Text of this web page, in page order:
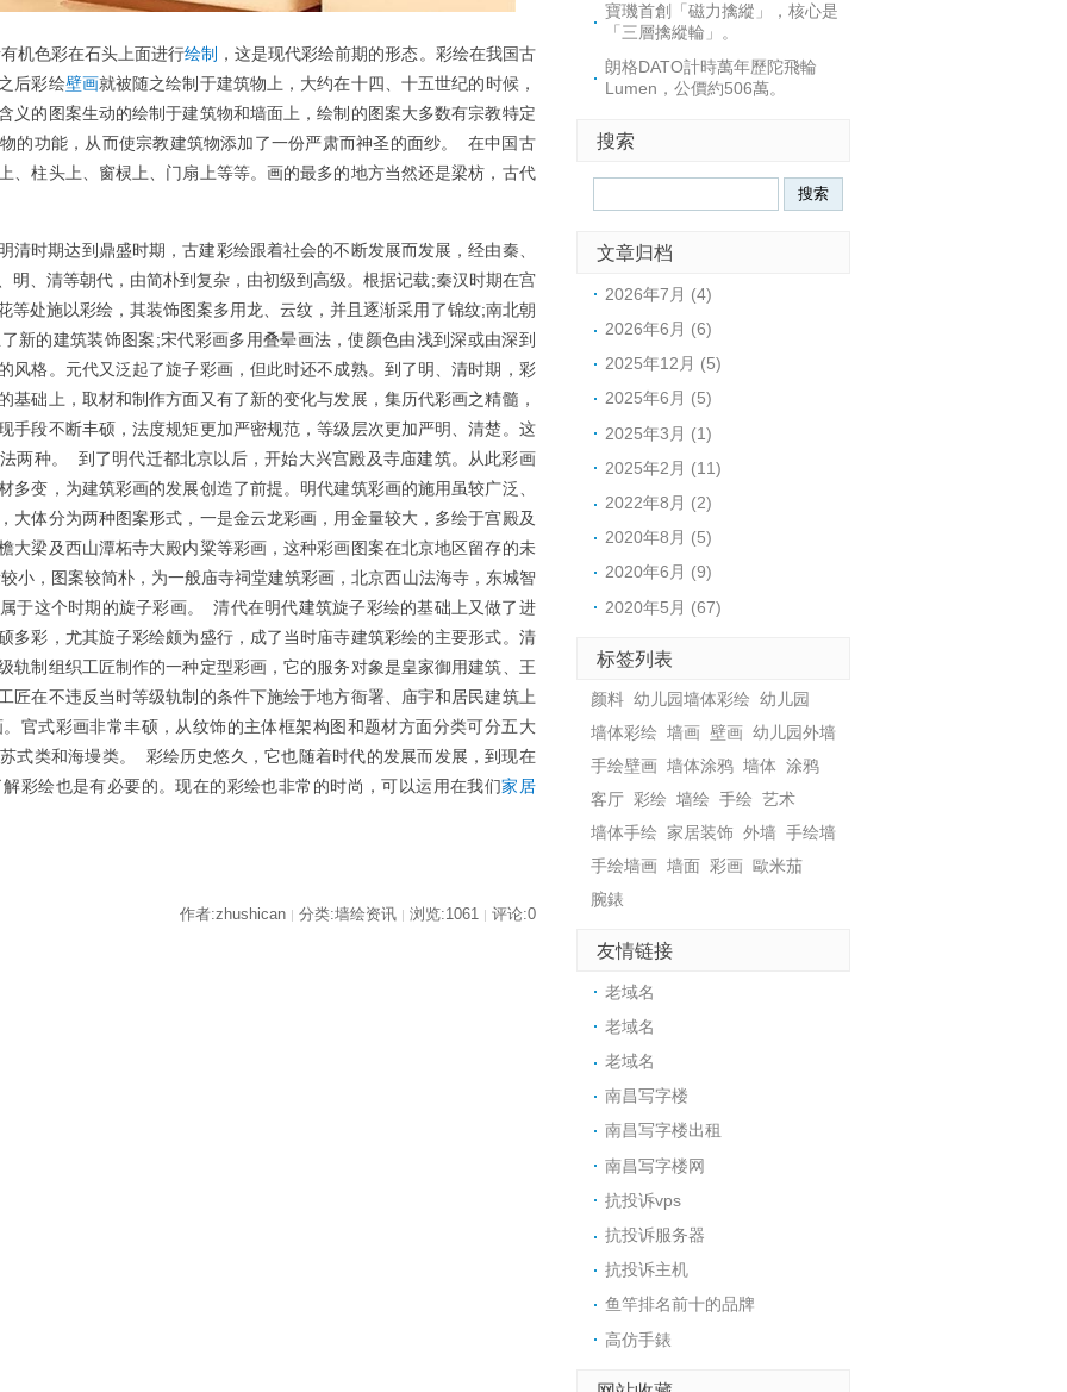
机色彩在石头上面进行绘制 ，这是现代彩绘前期的形态。彩绘在我国古
后彩绘壁画就被随之绘制于建筑物上，大约在十四、十五世纪的时候，
义的图案生动的绘制于建筑物和墙面上，绘制的图案大多数有宗教特定
的功能，从而使宗教建筑物添加了一份严肃而神圣的面纱。 在中国古
、柱头上、窗棂上、门扇上等等。画的最多的地方当然还是梁枋，古代
清时期达到鼎盛时期，古建彩绘跟着社会的不断发展而发展，经由秦、
明、清等朝代，由简朴到复杂，由初级到高级。根据记载;秦汉时期在宫
等处施以彩绘，其装饰图案多用龙、云纹，并且逐渐采用了锦纹;南北朝
新的建筑装饰图案;宋代彩画多用叠晕画法，使颜色由浅到深或由深到
风格。元代又泛起了旋子彩画，但此时还不成熟。到了明、清时期，彩
基础上，取材和制作方面又有了新的变化与发展，集历代彩画之精髓，
手段不断丰硕，法度规矩更加严密规范，等级层次更加严明、清楚。这
两种。 到了明代迁都北京以后，开始大兴宫殿及寺庙建筑。从此彩画
多变，为建筑彩画的发展创造了前提。明代建筑彩画的施用虽较广泛、
大体分为两种图案形式，一是金云龙彩画，用金量较大，多绘于宫殿及
大梁及西山潭柘寺大殿内粱等彩画，这种彩画图案在北京地区留存的未
小，图案较简朴，为一般庙寺祠堂建筑彩画，北京西山法海寺，东城智
于这个时期的旋子彩画。 清代在明代建筑旋子彩绘的基础上又做了进
多彩，尤其旋子彩绘颇为盛行，成了当时庙寺建筑彩绘的主要形式。清
轨制组织工匠制作的一种定型彩画，它的服务对象是皇家御用建筑、王
匠在不违反当时等级轨制的条件下施绘于地方衙署、庙宇和居民建筑上
官式彩画非常丰硕，从纹饰的主体框架构图和题材方面分类可分五大
式类和海墁类。 彩绘历史悠久，它也随着时代的发展而发展，到现在
彩绘也是有必要的。现在的彩绘也非常的时尚，可以运用在我们家居
作者:zhushican | 分类:墙绘资讯 | 浏览:1061 | 评论:0
寶璣首創「磁力擒縱」，核心是
「三層擒縱輪」。
朗格DATO計時萬年歷陀飛輪
Lumen，公價約506萬。
搜索
文章归档
2026年7月 (4)
2026年6月 (6)
2025年12月 (5)
2025年6月 (5)
2025年3月 (1)
2025年2月 (11)
2022年8月 (2)
2020年8月 (5)
2020年6月 (9)
2020年5月 (67)
标签列表
颜料 幼儿园墙体彩绘 幼儿园
墙体彩绘 墙画 壁画 幼儿园外墙
手绘壁画 墙体涂鸦 墙体 涂鸦
客厅 彩绘 墙绘 手绘 艺术
墙体手绘 家居装饰 外墙 手绘墙
手绘墙画 墙面 彩画 歐米茄
腕錶
友情链接
老域名
老域名
老域名
南昌写字楼
南昌写字楼出租
南昌写字楼网
抗投诉vps
抗投诉服务器
抗投诉主机
鱼竿排名前十的品牌
高仿手錶